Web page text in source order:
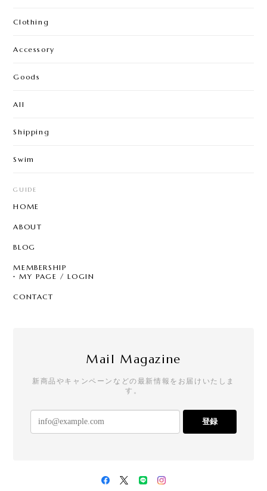
Clothing
Accessory
Goods
All
Shipping
Swim
GUIDE
HOME
ABOUT
BLOG
MEMBERSHIP
MY PAGE / LOGIN
CONTACT
Mail Magazine
新商品やキャンペーンなどの最新情報をお届けいたしま
す。
登録